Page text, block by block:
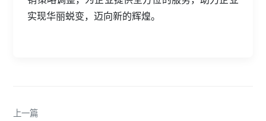
实现华丽蜕变，迈向新的辉煌。
上一篇